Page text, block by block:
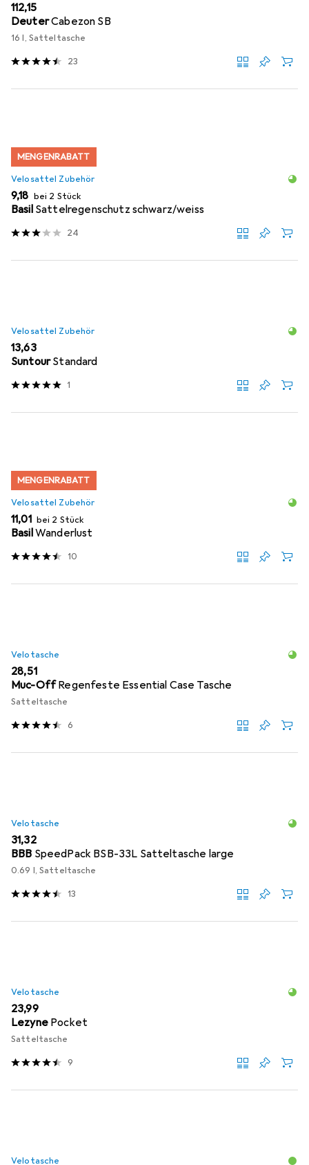
EUR
112,15
DeuterCabezon SB
16 l, Satteltasche
23
MENGENRABATT
Velosattel Zubehör
EUR
9,18 bei 2 Stück
Basil Sattelregenschutz schwarz/weiss
24
Velosattel Zubehör
EUR
13,63
SuntourStandard
1
MENGENRABATT
Velosattel Zubehör
EUR
11,01 bei 2 Stück
BasilWanderlust
10
Velotasche
EUR
28,51
Muc-OffRegenfeste Essential Case Tasche
Satteltasche
6
Velotasche
EUR
31,32
BBB SpeedPack BSB-33L Satteltasche large
0.69 l, Satteltasche
13
Velotasche
EUR
23,99
Lezyne Pocket
Satteltasche
9
Velotasche